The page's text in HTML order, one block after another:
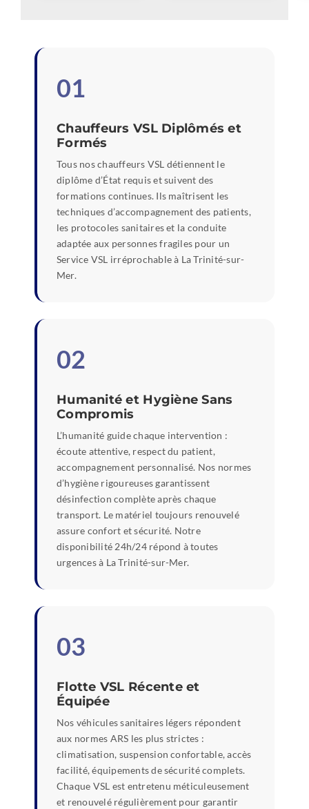
01
Chauffeurs VSL Diplômés et
Formés
Tous nos chauffeurs VSL détiennent le
diplôme d’État requis et suivent des
formations continues. Ils maîtrisent les
techniques d’accompagnement des patients,
les protocoles sanitaires et la conduite
adaptée aux personnes fragiles pour un
Service VSL irréprochable à La Trinité-sur-
Mer.
02
Humanité et Hygiène Sans
Compromis
L’humanité guide chaque intervention :
écoute attentive, respect du patient,
accompagnement personnalisé. Nos normes
d’hygiène rigoureuses garantissent
désinfection complète après chaque
transport. Le matériel toujours renouvelé
assure confort et sécurité. Notre
disponibilité 24h/24 répond à toutes
urgences à La Trinité-sur-Mer.
03
Flotte VSL Récente et
Équipée
Nos véhicules sanitaires légers répondent
aux normes ARS les plus strictes :
climatisation, suspension confortable, accès
facilité, équipements de sécurité complets.
Chaque VSL est entretenu méticuleusement
et renouvelé régulièrement pour garantir